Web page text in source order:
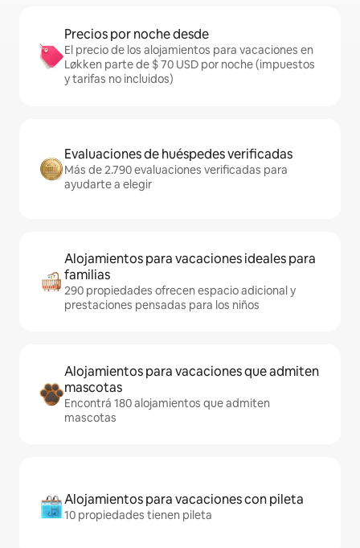
Precios por noche desde
El precio de los alojamientos para vacaciones en
Løkken parte de $ 70 USD por noche (impuestos
y tarifas no incluidos)
Evaluaciones de huéspedes verificadas
Más de 2.790 evaluaciones verificadas para
ayudarte a elegir
Alojamientos para vacaciones ideales para
familias
290 propiedades ofrecen espacio adicional y
prestaciones pensadas para los niños
Alojamientos para vacaciones que admiten
mascotas
Encontrá 180 alojamientos que admiten
mascotas
Alojamientos para vacaciones con pileta
10 propiedades tienen pileta